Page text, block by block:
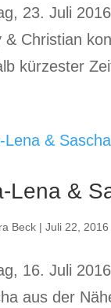
23. Juli
& Christian
kürzester
Lena &
Beck |Juli 22, 2016
16. Juli
aus der